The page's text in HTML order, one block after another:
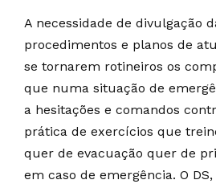
A necessidade de divulgação
procedimentos e planos de
se tornarem rotineiros os
que numa situação de
a hesitações e comandos
prática de exercícios que
quer de evacuação quer de
em caso de emergência. O